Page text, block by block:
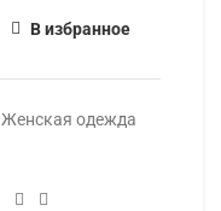
В избранное
Женская одежда